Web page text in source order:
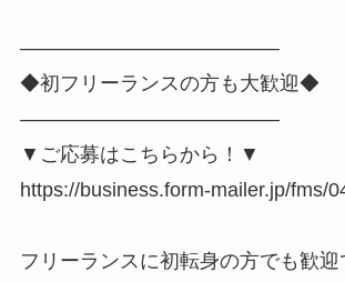
―――――――――――――
◆初フリーランスの方も大歓迎◆
―――――――――――――
▼ご応募はこちらから！▼
https://business.form-mailer.jp/fms/
フリーランスに初転身の方でも歓迎